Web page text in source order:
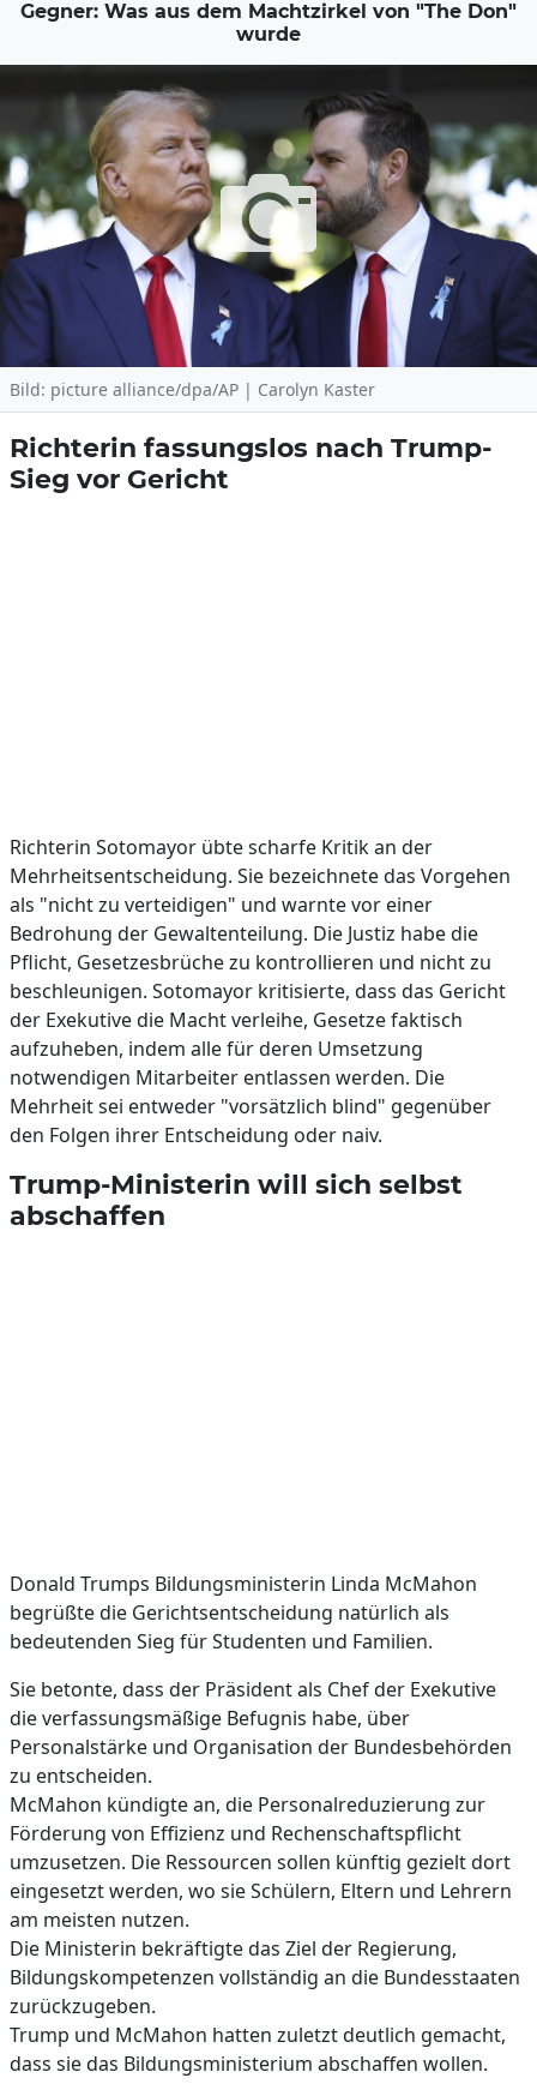
Gegner: Was aus dem Machtzirkel von "The Don"
wurde
Bild: picture alliance/dpa/AP | Carolyn Kaster
Richterin fassungslos nach Trump-
Sieg vor Gericht
Richterin Sotomayor übte scharfe Kritik an der
Mehrheitsentscheidung. Sie bezeichnete das Vorgehen
als "nicht zu verteidigen" und warnte vor einer
Bedrohung der Gewaltenteilung. Die Justiz habe die
Pflicht, Gesetzesbrüche zu kontrollieren und nicht zu
beschleunigen. Sotomayor kritisierte, dass das Gericht
der Exekutive die Macht verleihe, Gesetze faktisch
aufzuheben, indem alle für deren Umsetzung
notwendigen Mitarbeiter entlassen werden. Die
Mehrheit sei entweder "vorsätzlich blind" gegenüber
den Folgen ihrer Entscheidung oder naiv.
Trump-Ministerin will sich selbst
abschaffen
Donald Trumps Bildungsministerin Linda McMahon
begrüßte die Gerichtsentscheidung natürlich als
bedeutenden Sieg für Studenten und Familien.
Sie betonte, dass der Präsident als Chef der Exekutive
die verfassungsmäßige Befugnis habe, über
Personalstärke und Organisation der Bundesbehörden
zu entscheiden.
McMahon kündigte an, die Personalreduzierung zur
Förderung von Effizienz und Rechenschaftspflicht
umzusetzen. Die Ressourcen sollen künftig gezielt dort
eingesetzt werden, wo sie Schülern, Eltern und Lehrern
am meisten nutzen.
Die Ministerin bekräftigte das Ziel der Regierung,
Bildungskompetenzen vollständig an die Bundesstaaten
zurückzugeben.
Trump und McMahon hatten zuletzt deutlich gemacht,
dass sie das Bildungsministerium abschaffen wollen.